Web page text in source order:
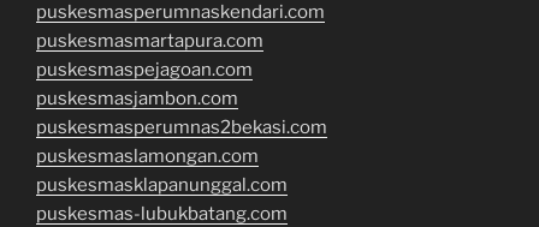
puskesmasperumnaskendari.com
puskesmasmartapura.com
puskesmaspejagoan.com
puskesmasjambon.com
puskesmasperumnas2bekasi.com
puskesmaslamongan.com
puskesmasklapanunggal.com
puskesmas-lubukbatang.com